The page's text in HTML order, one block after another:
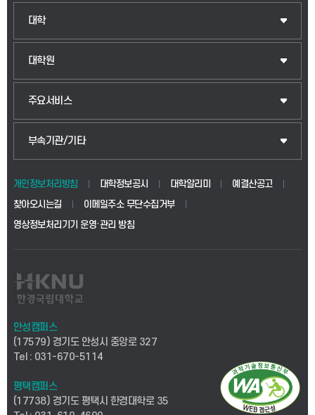
대학
대학원
주요서비스
부속기관/기타
개인정보처리방침 대학정보공시 대학알리미
예결산공고
찾아오시는길
이메일주소 무단수집거부
영상정보처리기기 운영·관리 방침
안성캠퍼스
(17579) 경기도 안성시 중앙로 327
Tel : 031-670-5114
평택캠퍼스
(17738) 경기도 평택시 한경대학로 35